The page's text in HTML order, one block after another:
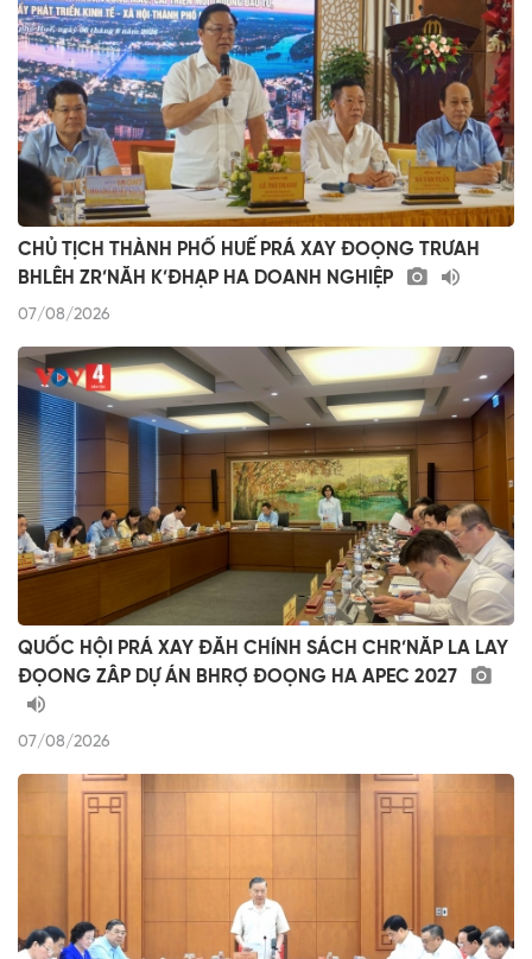
CHỦ TỊCH THÀNH PHỐ HUẾ PRÁ XAY ĐOỌNG TRƯAH
BHLÊH ZR’NĂH K’ĐHẠP HA DOANH NGHIỆP
07/08/2026
QUỐC HỘI PRÁ XAY ĐĂH CHÍNH SÁCH CHR’NĂP LA LAY
ĐỌONG ZÂP DỰ ÁN BHRỢ ĐOỌNG HA APEC 2027
07/08/2026